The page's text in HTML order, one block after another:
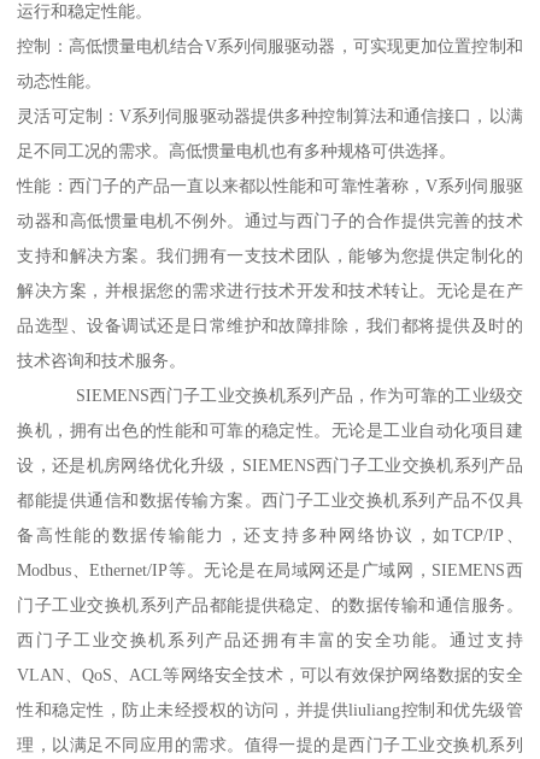
运行和稳定性能。
控制：高低惯量电机结合V系列伺服驱动器，可实现更加位置控制和
动态性能。
灵活可定制：V系列伺服驱动器提供多种控制算法和通信接口，以满
足不同工况的需求。高低惯量电机也有多种规格可供选择。
性能：西门子的产品一直以来都以性能和可靠性著称，V系列伺服驱
动器和高低惯量电机不例外。通过与西门子的合作提供完善的技术
支持和解决方案。我们拥有一支技术团队，能够为您提供定制化的
解决方案，并根据您的需求进行技术开发和技术转让。无论是在产
品选型、设备调试还是日常维护和故障排除，我们都将提供及时的
技术咨询和技术服务。
SIEMENS西门子工业交换机系列产品，作为可靠的工业级交
换机，拥有出色的性能和可靠的稳定性。无论是工业自动化项目建
设，还是机房网络优化升级，SIEMENS西门子工业交换机系列产品
都能提供通信和数据传输方案。西门子工业交换机系列产品不仅具
备高性能的数据传输能力，还支持多种网络协议，如TCP/IP、
Modbus、Ethernet/IP等。无论是在局域网还是广域网，SIEMENS西
门子工业交换机系列产品都能提供稳定、的数据传输和通信服务。
西门子工业交换机系列产品还拥有丰富的安全功能。通过支持
VLAN、QoS、ACL等网络安全技术，可以有效保护网络数据的安全
性和稳定性，防止未经授权的访问，并提供liuliang控制和优先级管
理，以满足不同应用的需求。值得一提的是西门子工业交换机系列